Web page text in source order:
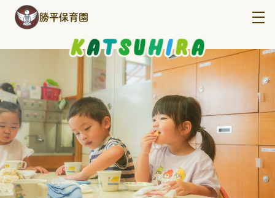
勝平保育園
園について
1日の過ごし方
年間イベント
フォトアルバム